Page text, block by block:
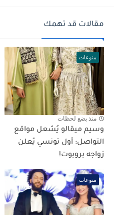
مقالات قد تهمك
منوعات
منذ بضع لحظات
وسيم ميقالو يُشعل مواقع
التواصل: أول تونسي يُعلن
زواجه بروبوت!
منوعات